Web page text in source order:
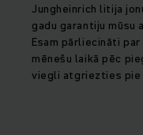
Jungheinrich litija
gadu garantiju
Esam pārliecināti
mēnešu laikā pēc
viegli atgriezties pie